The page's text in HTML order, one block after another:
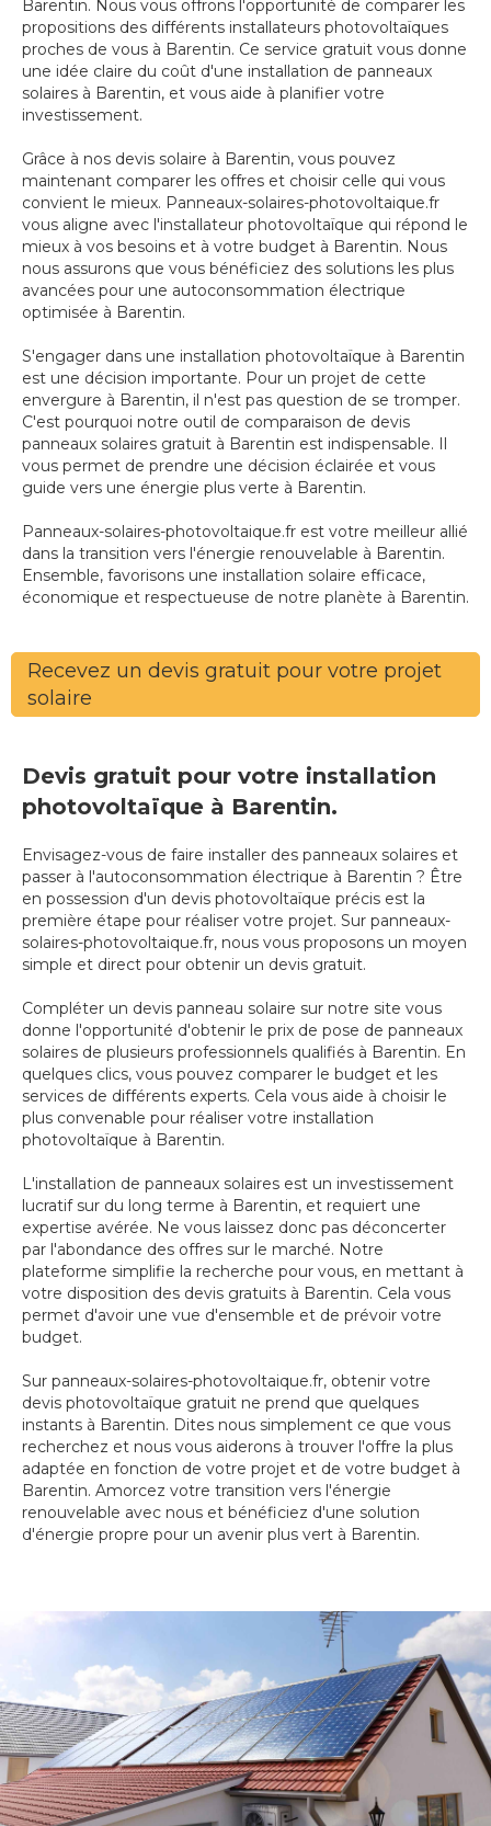
Barentin. Nous vous offrons l'opportunité de comparer les
propositions des différents installateurs photovoltaïques
proches de vous à Barentin. Ce service gratuit vous donne
une idée claire du coût d'une installation de panneaux
solaires à Barentin, et vous aide à planifier votre
investissement.
Grâce à nos devis solaire à Barentin, vous pouvez
maintenant comparer les offres et choisir celle qui vous
convient le mieux. Panneaux-solaires-photovoltaique.fr
vous aligne avec l'installateur photovoltaïque qui répond le
mieux à vos besoins et à votre budget à Barentin. Nous
nous assurons que vous bénéficiez des solutions les plus
avancées pour une autoconsommation électrique
optimisée à Barentin.
S'engager dans une installation photovoltaïque à Barentin
est une décision importante. Pour un projet de cette
envergure à Barentin, il n'est pas question de se tromper.
C'est pourquoi notre outil de comparaison de devis
panneaux solaires gratuit à Barentin est indispensable. Il
vous permet de prendre une décision éclairée et vous
guide vers une énergie plus verte à Barentin.
Panneaux-solaires-photovoltaique.fr est votre meilleur allié
dans la transition vers l'énergie renouvelable à Barentin.
Ensemble, favorisons une installation solaire efficace,
économique et respectueuse de notre planète à Barentin.
Recevez un devis gratuit pour votre projet
solaire
Devis gratuit pour votre installation
photovoltaïque à Barentin.
Envisagez-vous de faire installer des panneaux solaires et
passer à l'autoconsommation électrique à Barentin ? Être
en possession d'un devis photovoltaïque précis est la
première étape pour réaliser votre projet. Sur panneaux-
solaires-photovoltaique.fr, nous vous proposons un moyen
simple et direct pour obtenir un devis gratuit.
Compléter un devis panneau solaire sur notre site vous
donne l'opportunité d'obtenir le prix de pose de panneaux
solaires de plusieurs professionnels qualifiés à Barentin. En
quelques clics, vous pouvez comparer le budget et les
services de différents experts. Cela vous aide à choisir le
plus convenable pour réaliser votre installation
photovoltaïque à Barentin.
L'installation de panneaux solaires est un investissement
lucratif sur du long terme à Barentin, et requiert une
expertise avérée. Ne vous laissez donc pas déconcerter
par l'abondance des offres sur le marché. Notre
plateforme simplifie la recherche pour vous, en mettant à
votre disposition des devis gratuits à Barentin. Cela vous
permet d'avoir une vue d'ensemble et de prévoir votre
budget.
Sur panneaux-solaires-photovoltaique.fr, obtenir votre
devis photovoltaïque gratuit ne prend que quelques
instants à Barentin. Dites nous simplement ce que vous
recherchez et nous vous aiderons à trouver l'offre la plus
adaptée en fonction de votre projet et de votre budget à
Barentin. Amorcez votre transition vers l'énergie
renouvelable avec nous et bénéficiez d'une solution
d'énergie propre pour un avenir plus vert à Barentin.